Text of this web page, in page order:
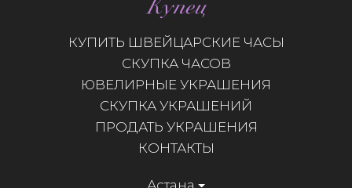
КУПИТЬ ШВЕЙЦАРСКИЕ ЧАСЫ
СКУПКА ЧАСОВ
ЮВЕЛИРНЫЕ УКРАШЕНИЯ
СКУПКА УКРАШЕНИЙ
ПРОДАТЬ УКРАШЕНИЯ
КОНТАКТЫ
Астана